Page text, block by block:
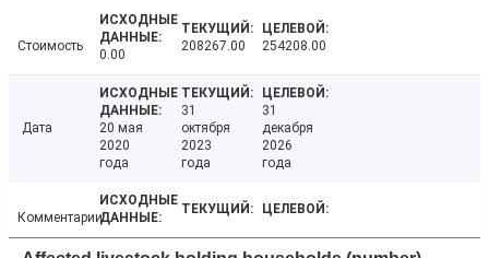
Стоимость
0.00
208267.00 254208.00
Дата
20 мая
2020
года
31
октября
2023
года
31
декабря
2026
года
Комментарии